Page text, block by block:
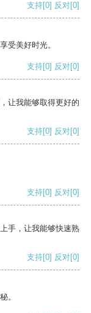
支持[0] 反对[0]
受美好时光。
支持[0] 反对[0]
让我能够取得更好的
支持[0] 反对[0]
支持[0] 反对[0]
手，让我能够快速熟
支持[0] 反对[0]
。